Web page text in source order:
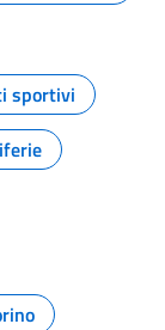
sportivi